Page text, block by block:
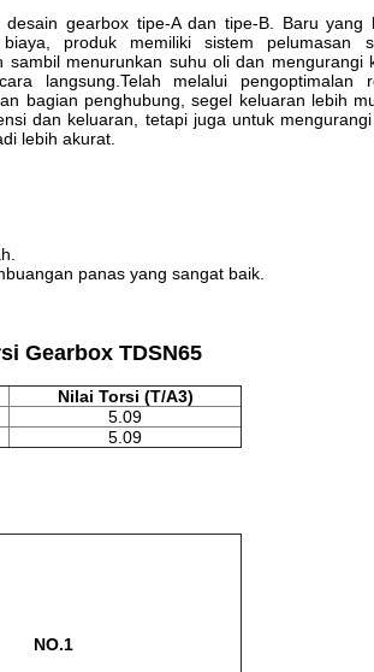
gearbox tipe-A dan tipe-B. Baru yang
produk memiliki sistem pelumasan
menurunkan suhu oli dan mengurangi
langsung.Telah melalui pengoptimalan
bagian penghubung, segel keluaran lebih
dan keluaran, tetapi juga untuk
lebih akurat.
panas yang sangat baik.
Gearbox TDSN65
Nilai Torsi (T/A3)
5.09
5.09
NO.1